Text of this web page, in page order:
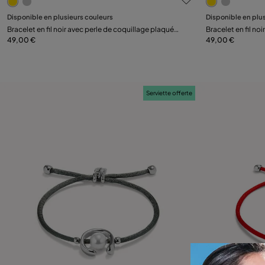
Ajouter au panier
Disponible en plusieurs couleurs
Bracelet en fil noir avec perle de coquillage plaquée
or 18 carats.
49,00 €
Disponible en
Bracelet en fil
or 18 carats.
49,00 €
Serviette offerte